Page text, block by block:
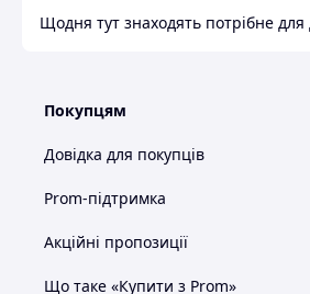
Щодня тут знаходять потрібне
Покупцям
Довідка для покупців
Prom-підтримка
Акційні пропозиції
Що таке «Купити з Prom»